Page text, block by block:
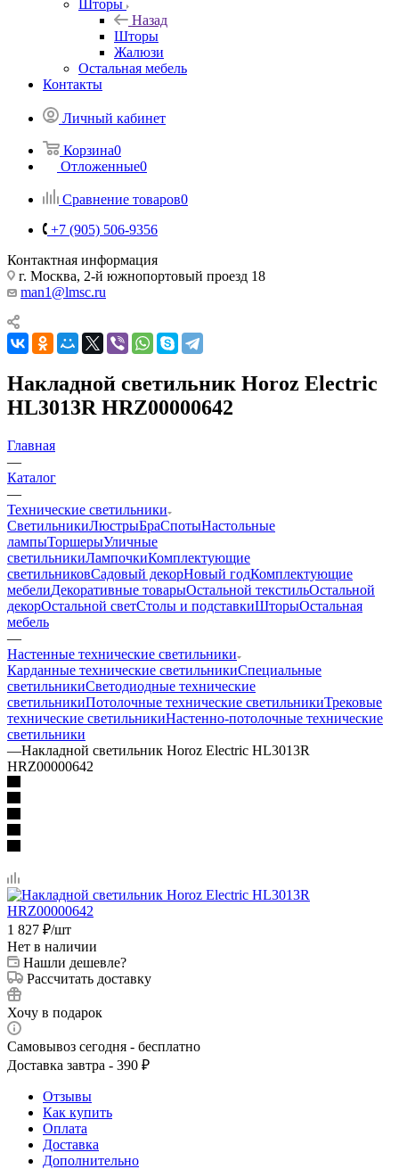
Шторы
Назад
Шторы
Жалюзи
Остальная мебель
Контакты
Личный кабинет
Корзина0
Отложенные0
Сравнение товаров0
+7 (905) 506-9356
Контактная информация
г. Москва, 2-й южнопортовый проезд 18
man1@lmsc.ru
Накладной светильник Horoz Electric
HL3013R HRZ00000642
Главная
—
Каталог
—
Технические светильники
СветильникиЛюстрыБраСпотыНастольные
лампыТоршерыУличные
светильникиЛампочкиКомплектующие
светильниковСадовый декорНовый годКомплектующие
мебелиДекоративные товарыОстальной текстильОстальной
декорОстальной светСтолы и подставкиШторыОстальная
мебель
—
Настенные технические светильники
Карданные технические светильникиСпециальные
светильникиСветодиодные технические
светильникиПотолочные технические светильникиТрековые
технические светильникиНастенно-потолочные технические
светильники
—Накладной светильник Horoz Electric HL3013R
HRZ00000642
1 827 ₽/шт
Нет в наличии
Нашли дешевле?
Рассчитать доставку
Хочу в подарок
Самовывоз сегодня - бесплатно
Доставка завтра - 390 ₽
Отзывы
Как купить
Оплата
Доставка
Дополнительно